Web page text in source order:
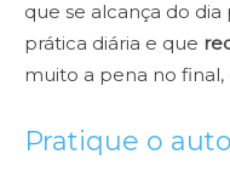
que se alcança do dia
prática diária e que
muito a pena no final,
Pratique o